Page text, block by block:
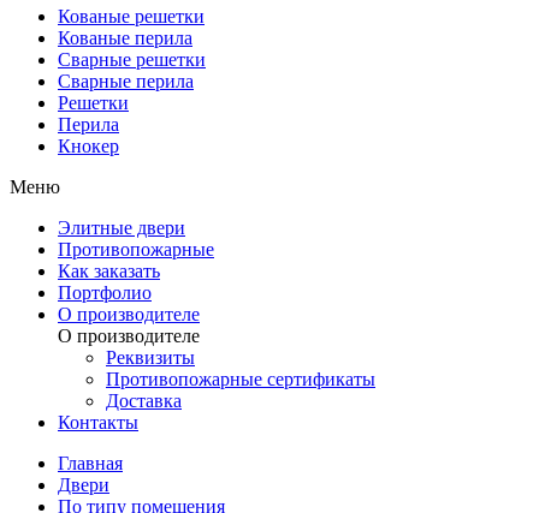
Кованые решетки
Кованые перила
Сварные решетки
Сварные перила
Решетки
Перила
Кнокер
Меню
Элитные двери
Противопожарные
Как заказать
Портфолио
О производителе
О производителе
Реквизиты
Противопожарные сертификаты
Доставка
Контакты
Главная
Двери
По типу помещения